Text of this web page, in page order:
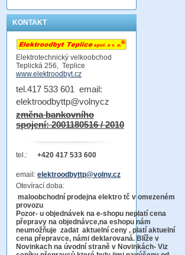
KONTAKT
Elektrotechnický velkoobchod
Teplická 256, Teplice
www.elektroodbyt.cz
tel.417 533 601 email:
elektroodbyttp@volnycz
změna bankovního
spojení: 2001180516 / 2010
tel.: +420 417 533 600
email: elektroodbyttp@volny.cz
Otevírací doba:
maloobchodní prodejna elektro tč v omezeném
provozu
Pozor- u objednávek na e-shopu neplatí cena
přepravy na objednávce,na eshopu nám
neumožňuje zadat aktuelní ceny , platí aktuelní
cena přepravce, námi deklarovaná. Blíže v
Novinkach na úvodní straně v Novinkách- Viz